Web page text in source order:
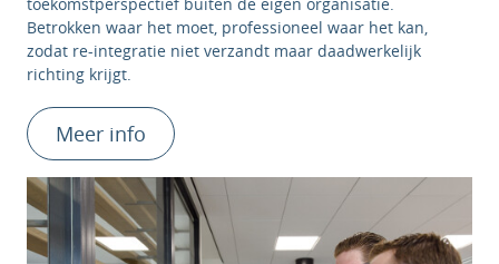
toekomstperspectief buiten de eigen organisatie.
Betrokken waar het moet, professioneel waar het kan,
zodat re-integratie niet verzandt maar daadwerkelijk
richting krijgt.
Meer info